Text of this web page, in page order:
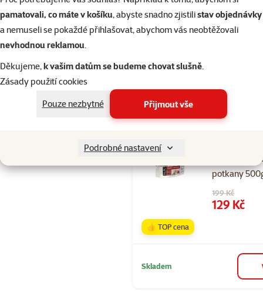
pamatovali, co máte v košíku, abyste snadno zjistilistav objednávky
a nemuseli se pokaždé přihlašovat, abychom vás neobtěžovali
nevhodnou reklamou.
Děkujeme,k vašim datům se budeme chovat slušně.
Zásady použití cookies
Pouze nezbytné
Přijmout vše
Podrobné nastavení
Původní cena
199 Kč
Cena
129 Kč
👍 TOP cena
Complete
potkany
Původní cena
199 Kč
Cena
129 Kč
👍 TOP cena
Skladem